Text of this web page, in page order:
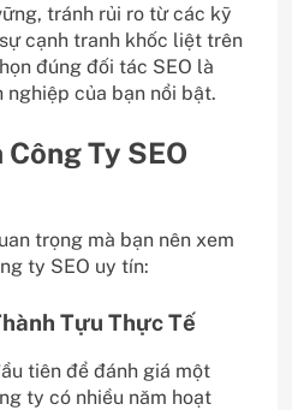
tránh rủi ro từ các kỹ
cạnh tranh khốc liệt trên
đúng đối tác SEO là
của bạn nổi bật.
Ty SEO
trọng mà bạn nên xem
ty SEO uy tín:
Tựu Thực Tế
tiên để đánh giá một
ty có nhiều năm hoạt